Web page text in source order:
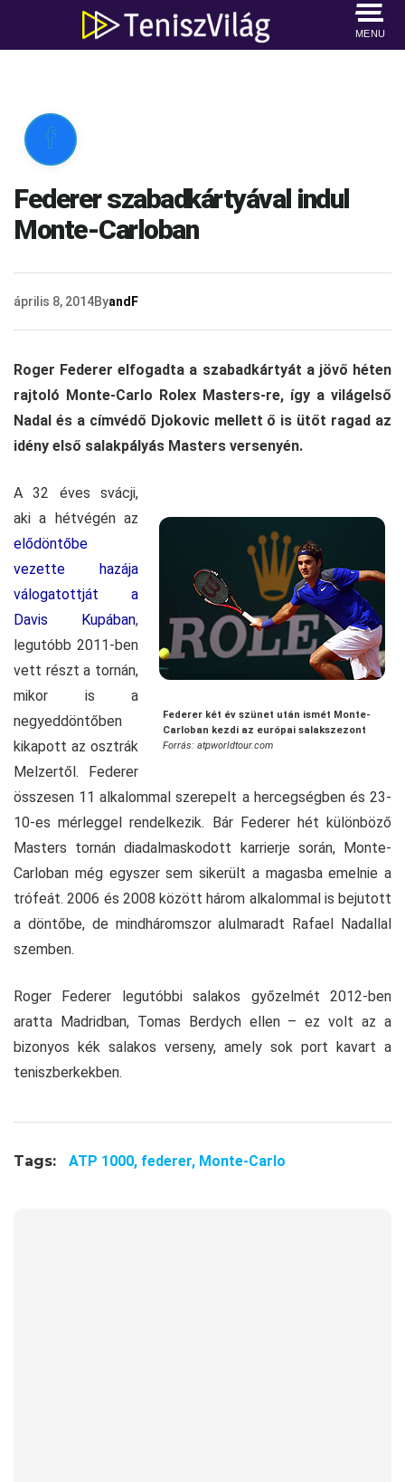
MENU

Federer szabadkártyával indul
Monte-Carloban
április 8, 2014ByandF
Roger Federer elfogadta a szabadkártyát a jövő héten
rajtoló Monte-Carlo Rolex Masters-re, így a világelső
Nadal és a címvédő Djokovic mellett ő is ütőt ragad az
idény első salakpályás Masters versenyén.
Federer két év szünet után ismét Monte-
Carloban kezdi az európai salakszezont
Forrás: atpworldtour.com
A 32 éves svácji,
aki a hétvégén az
elődöntőbe
vezette hazája
válogatottját a
Davis Kupában,
legutóbb 2011-ben
vett részt a tornán,
mikor is a
negyeddöntőben
kikapott az osztrák
Melzertől. Federer
összesen 11 alkalommal szerepelt a hercegségben és 23-
10-es mérleggel rendelkezik. Bár Federer hét különböző
Masters tornán diadalmaskodott karrierje során, Monte-
Carloban még egyszer sem sikerült a magasba emelnie a
trófeát. 2006 és 2008 között három alkalommal is bejutott
a döntőbe, de mindháromszor alulmaradt Rafael Nadallal
szemben.
Roger Federer legutóbbi salakos győzelmét 2012-ben
aratta Madridban, Tomas Berdych ellen – ez volt az a
bizonyos kék salakos verseny, amely sok port kavart a
teniszberkekben.
Tags: ATP 1000, federer, Monte-Carlo